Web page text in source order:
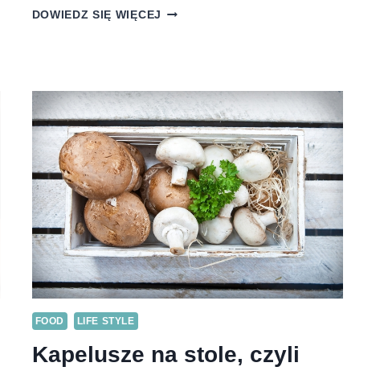
DOWIEDZ SIĘ WIĘCEJ NOWY
–
PODKRĘCI
KOLOR
TWOICH
ZDJĘĆ
FOOD LIFE STYLE
Kapelusze na stole, czyli